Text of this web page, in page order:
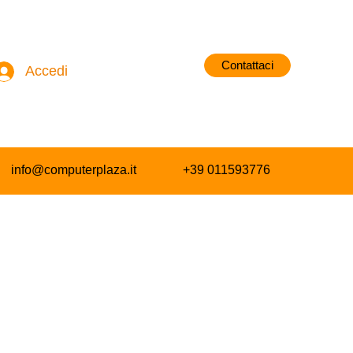
Accedi Contattaci
info@computerplaza.it +39 011593776